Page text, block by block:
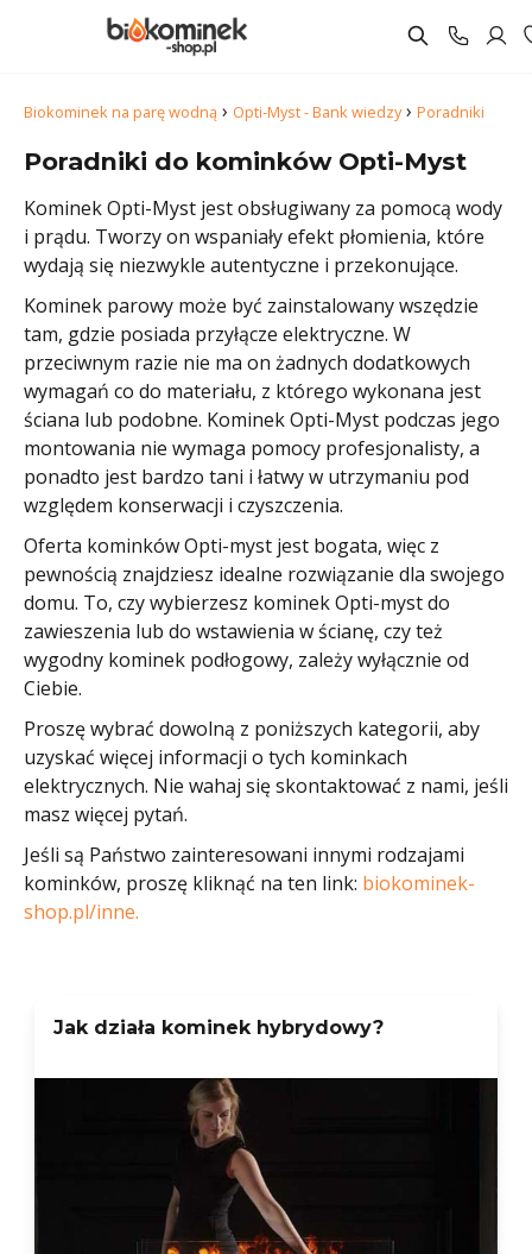
Biokominek na parę wodną › Opti-Myst - Bank wiedzy› Poradniki
Poradniki do kominków Opti-Myst
Kominek Opti-Myst jest obsługiwany za pomocą wody
i prądu. Tworzy on wspaniały efekt płomienia, które
wydają się niezwykle autentyczne i przekonujące.
Kominek parowy może być zainstalowany wszędzie
tam, gdzie posiada przyłącze elektryczne. W
przeciwnym razie nie ma on żadnych dodatkowych
wymagań co do materiału, z którego wykonana jest
ściana lub podobne. Kominek Opti-Myst podczas jego
montowania nie wymaga pomocy profesjonalisty, a
ponadto jest bardzo tani i łatwy w utrzymaniu pod
względem konserwacji i czyszczenia.
Oferta kominków Opti-myst jest bogata, więc z
pewnością znajdziesz idealne rozwiązanie dla swojego
domu. To, czy wybierzesz kominek Opti-myst do
zawieszenia lub do wstawienia w ścianę, czy też
wygodny kominek podłogowy, zależy wyłącznie od
Ciebie.
Proszę wybrać dowolną z poniższych kategorii, aby
uzyskać więcej informacji o tych kominkach
elektrycznych. Nie wahaj się skontaktować z nami, jeśli
masz więcej pytań.
Jeśli są Państwo zainteresowani innymi rodzajami
kominków, proszę kliknąć na ten link: biokominek-
shop.pl/inne.
Jak działa kominek hybrydowy?